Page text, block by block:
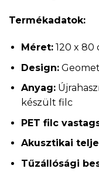
Termékadatok:
Méret:120 x 80
Design:
Anyag:
készült filc
PET filc
Akusztikai
Tűzállósági